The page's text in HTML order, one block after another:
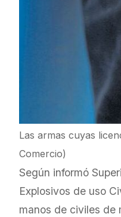
Las armas cuyas
Comercio)
Según informó
Explosivos de uso
manos de civiles de